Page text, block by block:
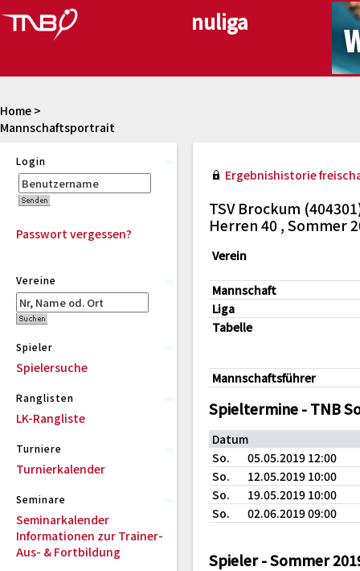
Mannschaftsportrait
Home >
Login
Passwort vergessen?
Vereine
Spieler
Spielersuche
Ranglisten
LK-Rangliste
Turniere
Turnierkalender
Seminare
Seminarkalender
Informationen zur Trainer-
Aus- & Fortbildung
Ergebnishistorie
TSV Brockum
Herren 40 , Sommer
Verein
Mannschaft
Liga
Tabelle
Mannschaftsführer
Spieltermine - TNB
Datum
So.
05.05.2019 12:00
So.
12.05.2019 10:00
So.
19.05.2019 10:00
So.
02.06.2019 09:00
Spieler - Sommer